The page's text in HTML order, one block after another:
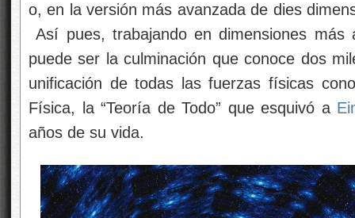
o, en la versión más avanzada de dies
Así pues, trabajando en dimensiones
puede ser la culminación que conoce dos
unificación de todas las fuerzas físicas
Física, la “Teoría de Todo” que esquivó a
años de su vida.